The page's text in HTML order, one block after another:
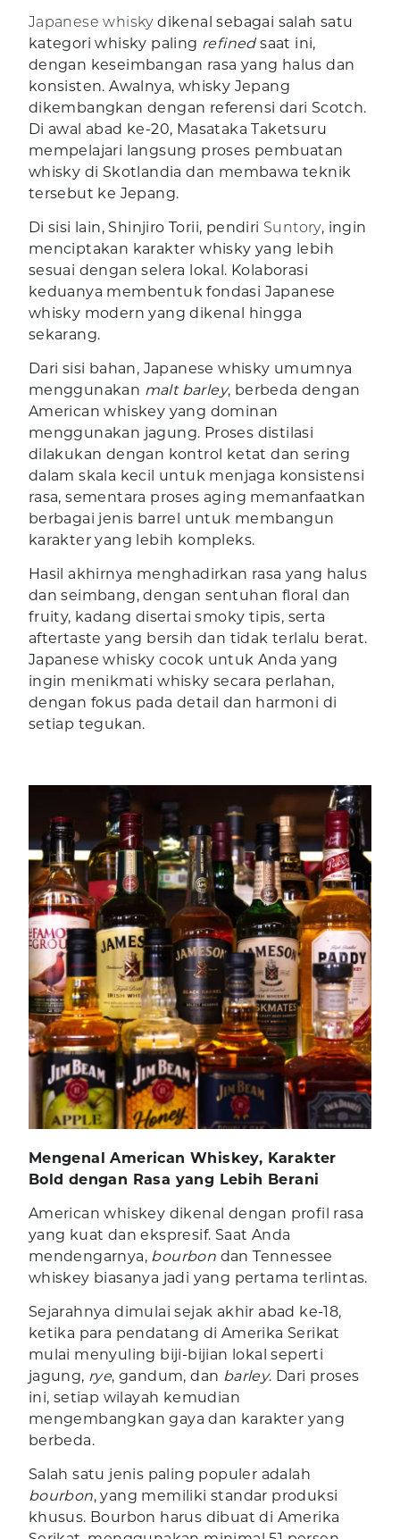
Japanese whiskydikenal sebagai salah satu
kategori whisky paling refinedsaat ini,
dengan keseimbangan rasa yang halus dan
konsisten. Awalnya, whisky Jepang
dikembangkan dengan referensi dari Scotch.
Di awal abad ke-20, Masataka Taketsuru
mempelajari langsung proses pembuatan
whisky di Skotlandia dan membawa teknik
tersebut ke Jepang.
Di sisi lain, Shinjiro Torii, pendiri Suntory, ingin
menciptakan karakter whisky yang lebih
sesuai dengan selera lokal. Kolaborasi
keduanya membentuk fondasi Japanese
whisky modern yang dikenal hingga
sekarang.
Dari sisi bahan, Japanese whisky umumnya
menggunakan malt barley, berbeda dengan
American whiskey yang dominan
menggunakan jagung. Proses distilasi
dilakukan dengan kontrol ketat dan sering
dalam skala kecil untuk menjaga konsistensi
rasa, sementara proses aging memanfaatkan
berbagai jenis barrel untuk membangun
karakter yang lebih kompleks.
Hasil akhirnya menghadirkan rasa yang halus
dan seimbang, dengan sentuhan floral dan
fruity, kadang disertai smoky tipis, serta
aftertaste yang bersih dan tidak terlalu berat.
Japanese whisky cocok untuk Anda yang
ingin menikmati whisky secara perlahan,
dengan fokus pada detail dan harmoni di
setiap tegukan.
Mengenal American Whiskey, Karakter
Bold dengan Rasa yang Lebih Berani
American whiskey dikenal dengan profil rasa
yang kuat dan ekspresif. Saat Anda
mendengarnya, bourbon dan Tennessee
whiskey biasanya jadi yang pertama terlintas.
Sejarahnya dimulai sejak akhir abad ke-18,
ketika para pendatang di Amerika Serikat
mulai menyuling biji-bijian lokal seperti
jagung, rye, gandum, dan barley. Dari proses
ini, setiap wilayah kemudian
mengembangkan gaya dan karakter yang
berbeda.
Salah satu jenis paling populer adalah
bourbon, yang memiliki standar produksi
khusus. Bourbon harus dibuat di Amerika